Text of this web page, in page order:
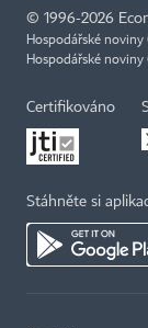
© 1996-2026
Hospodářské
Hospodářské
Certifikováno
Stáhněte si